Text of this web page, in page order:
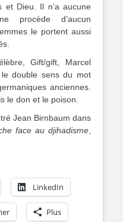
et Dieu. Il n’a aucune
procède d’aucun
le portent aussi
Gift/gift, Marcel
double sens du mot
anciennes.
le don et le poison.
Jean Birnbaum dans
face au djihadisme
LinkedIn
Plus